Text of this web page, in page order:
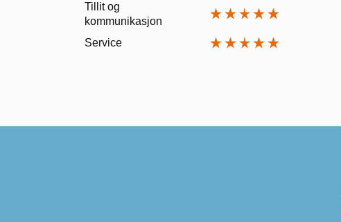
Tillit og
kommunikasjon
Service